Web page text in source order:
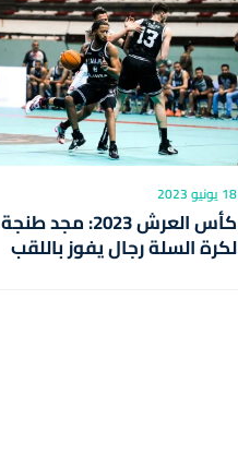
18 يونيو 2023
كأس العرش 2023: مجد طنجة
لكرة السلة رجال يفوز باللقب